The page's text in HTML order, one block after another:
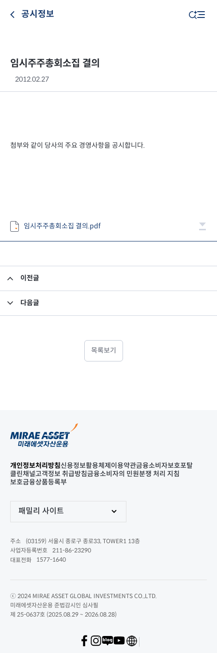
공시정보
임시주주총회소집 결의
2012.02.27
첨부와 같이 당사의 주요 경영사항을 공시합니다.
임시주주총회소집 결의.pdf
이전글
다음글
목록보기
개인정보처리방침신용정보활용체제 이용약관금융소비자보호포탈
클린채널고객정보 취급방침금융소비자의 민원분쟁 처리 지침
보호금융상품등록부
패밀리 사이트
주소
(03159) 서울시 종로구 종로33, TOWER1 13층
사업자등록번호
211-86-23290
대표전화
1577-1640
ⓒ 2024 MIRAE ASSET GLOBAL INVESTMENTS CO.,LTD.
미래에셋자산운용 준법감시인 심사필
제 25-0637호 (2025.08.29 ~ 2026.08.28)